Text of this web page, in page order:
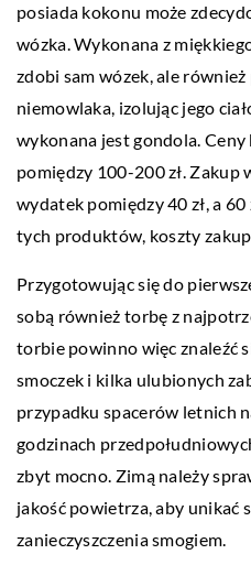
posiada kokonu może
wózka. Wykonana z
zdobi sam wózek, ale
niemowlaka, izolując jego
wykonana jest gondola.
pomiędzy 100-200 zł. Zakup
wydatek pomiędzy 40 zł, a
tych produktów, koszty
Przygotowując się do
sobą również torbę z
torbie powinno więc znaleźć
smoczek i kilka ulubionych
przypadku spacerów letnich
godzinach
zbyt mocno. Zimą należy
jakość powietrza, aby unikać
zanieczyszczenia smogiem.